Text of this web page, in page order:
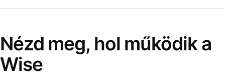
Nézd meg, hol működik a
Wise